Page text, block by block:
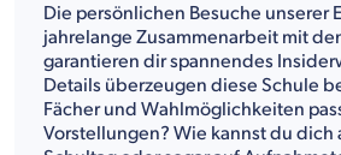
Die persönlichen Besuche unserer
jahrelange Zusammenarbeit mit
garantieren dir spannendes
Details überzeugen diese Schule
Fächer und Wahlmöglichkeiten
Vorstellungen? Wie kannst du dich